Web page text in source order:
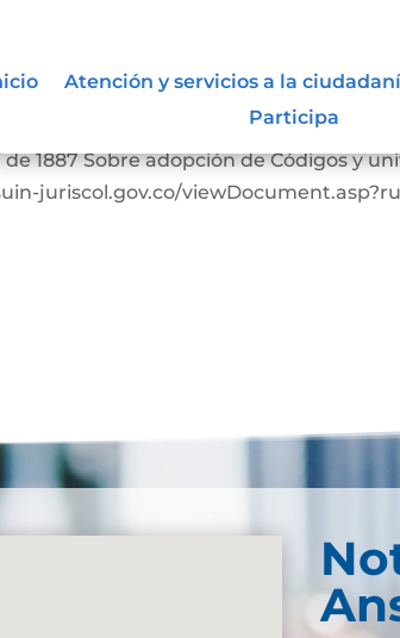
Atención y servicios a la
Participa
https://www.suin-juriscol.gov.co/
1887 Sobre adopción de Códigos y
juriscol.gov.co/